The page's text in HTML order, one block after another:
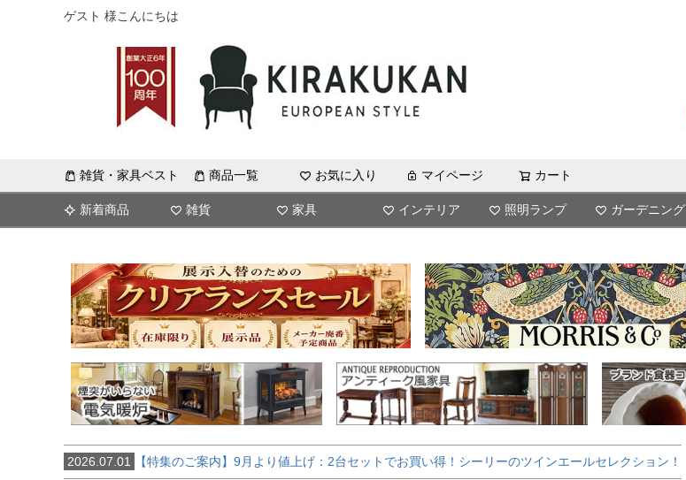
ゲスト 様こんにちは
雑貨・家具ベスト 商品一覧 お気に入り マイページ カート
新着商品 雑貨 家具 インテリア 照明ランプ ガーデニング
2026.07.01 【特集のご案内】9月より値上げ：2台セットでお買い得！シーリーのツインエールセレクション！